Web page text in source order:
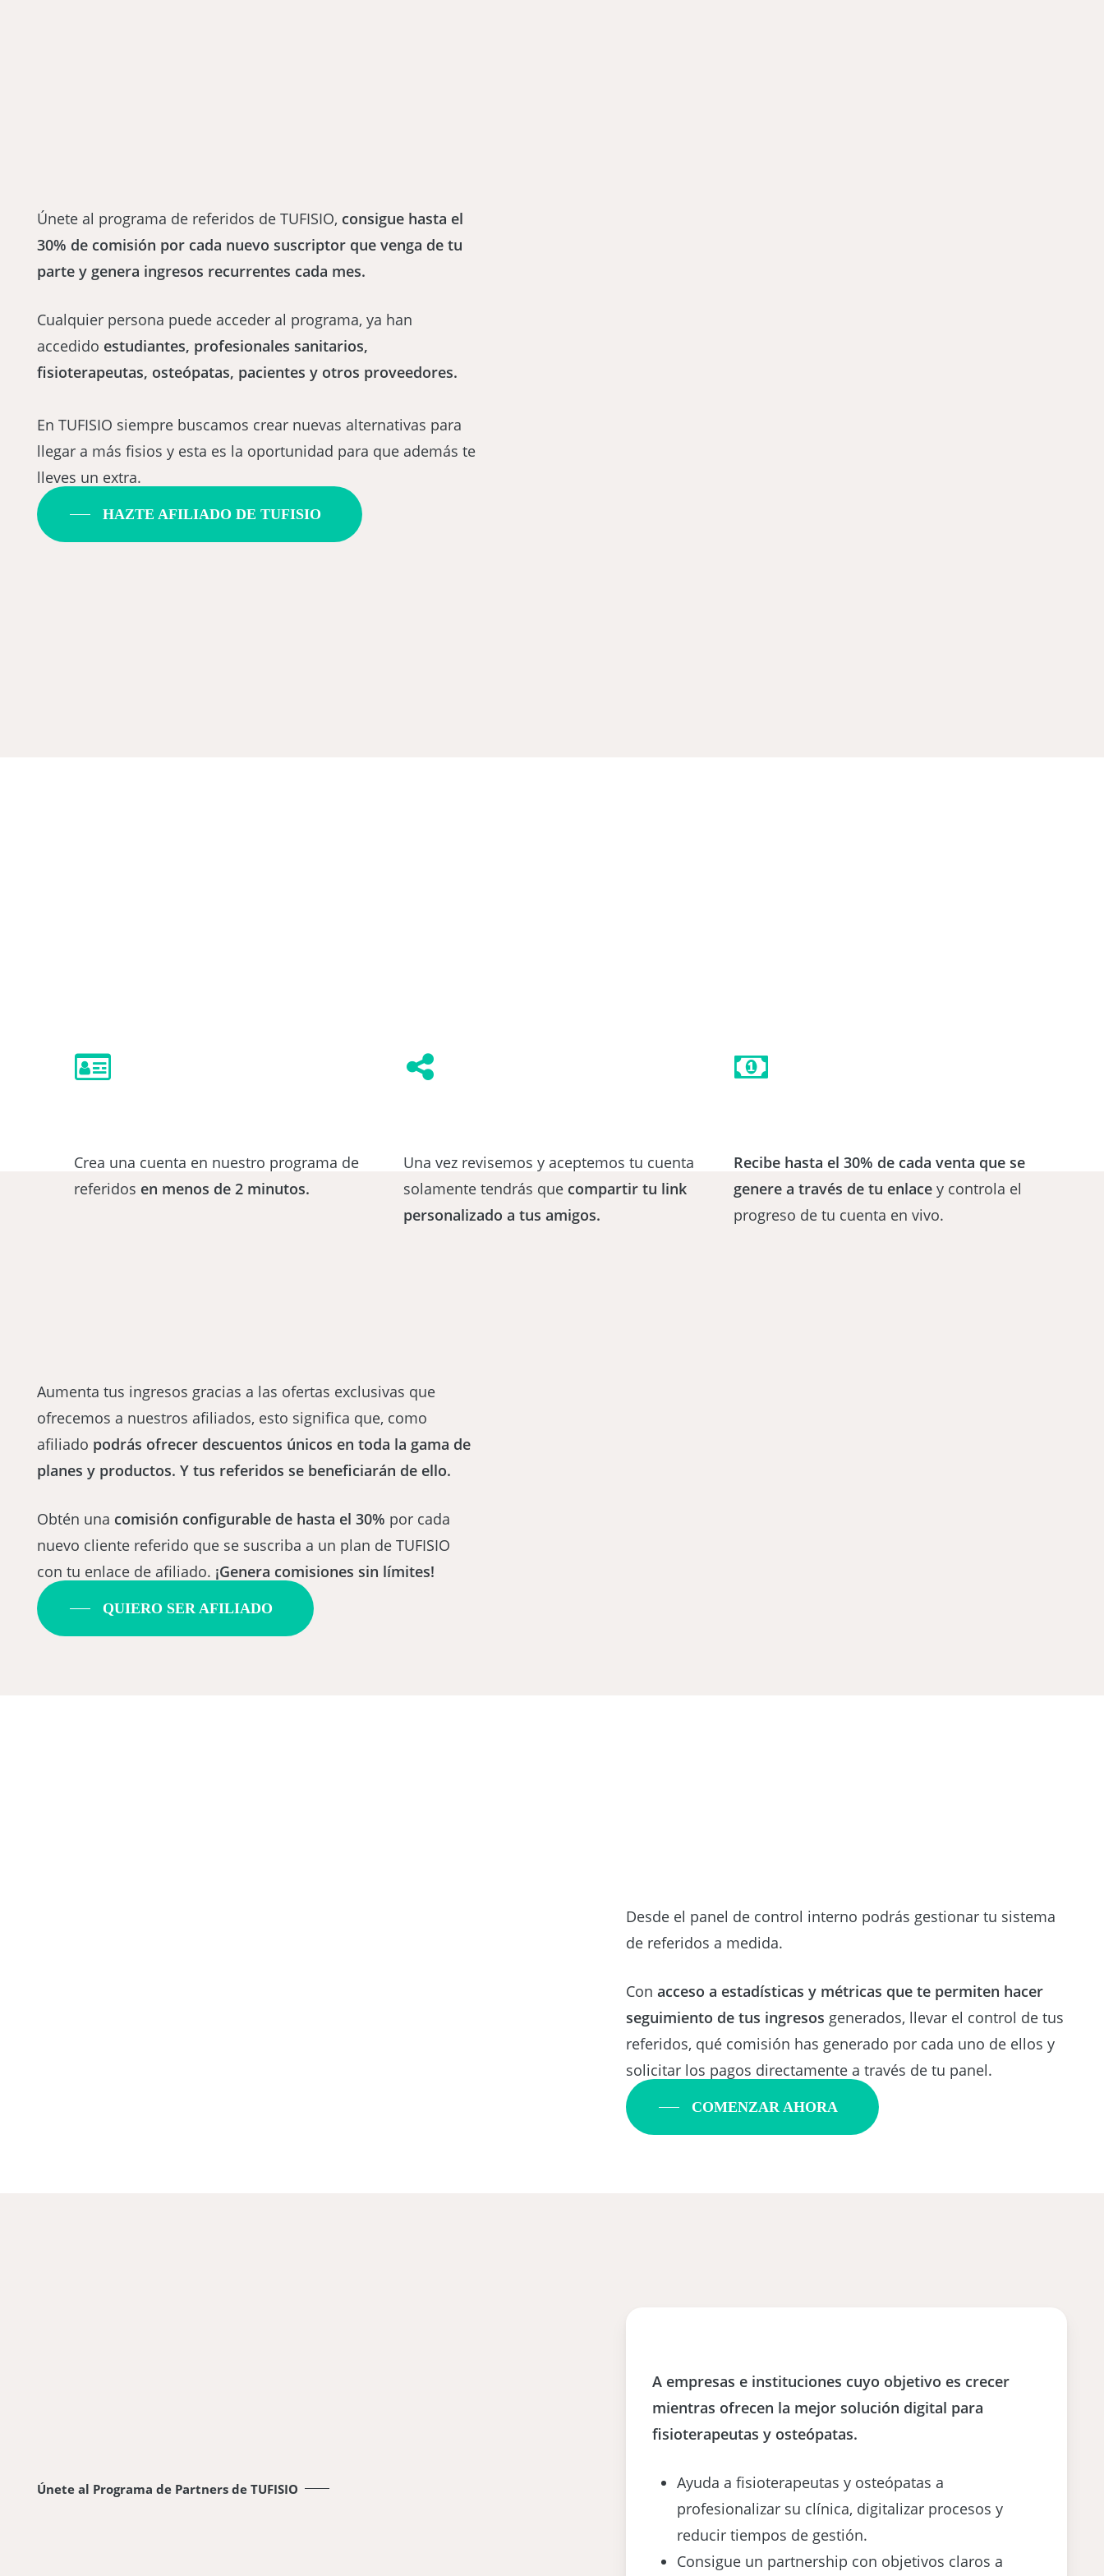
Únete al programa de referidos de TUFISIO, consigue hasta el
30% de comisión por cada nuevo suscriptor que venga de tu
parte y genera ingresos recurrentes cada mes.
Cualquier persona puede acceder al programa, ya han
accedido estudiantes, profesionales sanitarios,
fisioterapeutas, osteópatas, pacientes y otros proveedores.
En TUFISIO siempre buscamos crear nuevas alternativas para
llegar a más fisios y esta es la oportunidad para que además te
lleves un extra.
HAZTE AFILIADO DE TUFISIO
Crea una cuenta en nuestro programa de
referidos en menos de 2 minutos.
Una vez revisemos y aceptemos tu cuenta
solamente tendrás que compartir tu link
personalizado a tus amigos.
Recibe hasta el 30% de cada venta que se
genere a través de tu enlacey controla el
progreso de tu cuenta en vivo.
Aumenta tus ingresos gracias a las ofertas exclusivas que
ofrecemos a nuestros afiliados, esto significa que, como
afiliado podrás ofrecer descuentos únicos en toda la gama de
planes y productos. Y tus referidos se beneficiarán de ello.
Obtén una comisión configurable de hasta el 30% por cada
nuevo cliente referido que se suscriba a un plan de TUFISIO
con tu enlace de afiliado. ¡Genera comisiones sin límites!
QUIERO SER AFILIADO
Desde el panel de control interno podrás gestionar tu sistema
de referidos a medida.
Con acceso a estadísticas y métricas que te permiten hacer
seguimiento de tus ingresos generados, llevar el control de tus
referidos, qué comisión has generado por cada uno de ellos y
solicitar los pagos directamente a través de tu panel.
COMENZAR AHORA
Únete al Programa de Partners de TUFISIO
A empresas e instituciones cuyo objetivo es crecer
mientras ofrecen la mejor solución digital para
fisioterapeutas y osteópatas.
Ayuda a fisioterapeutas y osteópatas a
profesionalizar su clínica, digitalizar procesos y
reducir tiempos de gestión.
Consigue un partnership con objetivos claros a